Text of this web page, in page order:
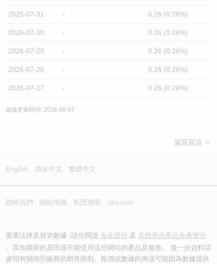
2026-07-31 - 0.26 (0.26%)
2026-07-30 - 0.26 (0.26%)
2026-07-29 - 0.26 (0.26%)
2026-07-28 - 0.26 (0.26%)
2026-07-27 - 0.26 (0.26%)
最後更新時間: 2026-08-07
返回頁頂
English 简体中文 繁體中文
聯絡我們 網站地圖 私隱聲明 ubs.com
重要法律及規管數據 -請先閱讀 免責聲明 及 具體香港產品免責聲明
。其他國家的居民或不能使用這些網站的產品及服務。 進一步資料請
參閱有關個別服務的銷售限制。報價或數據的傳送可能因為數據提供